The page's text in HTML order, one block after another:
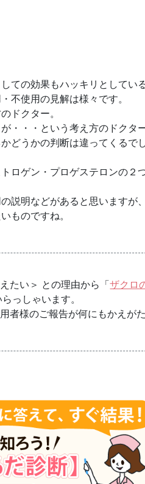
ての効果もハッキリとしてい
不使用の見解は様々です。
ドクター。
・・・という考え方のドクター
どうかの判断は違ってくるで
ロゲン・プロゲステロンの２
説明などがあると思いますが
ものですね。
たい＞ との理由から「ザクロ
っしゃいます。
者様のご報告が何にもかえが